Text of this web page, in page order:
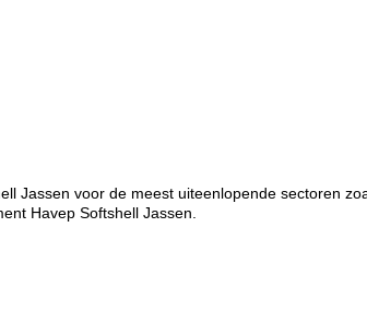
Jassen voor de meest uiteenlopende sectoren
Havep Softshell Jassen.